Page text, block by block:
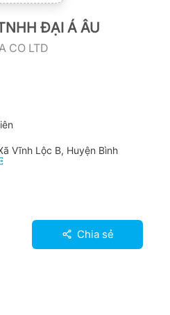
ĐẠI Á ÂU
CO LTD
Vĩnh Lộc B, Huyện Bình
Chia sẻ